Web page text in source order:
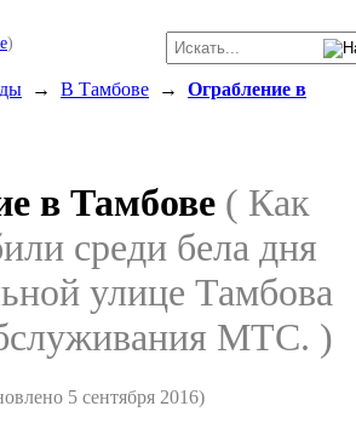
)
→ В Тамбове → Ограбление в
в Тамбове ( Как
среди бела дня
улице Тамбова
МТС. )
5 сентября 2016)